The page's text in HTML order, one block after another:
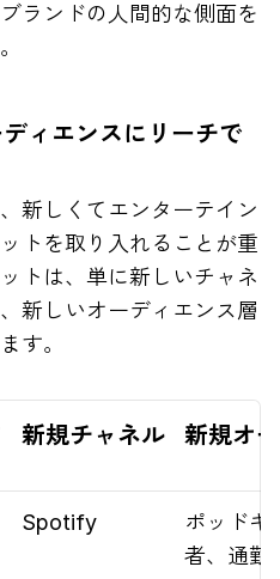
ランドの人間的な側面を
ィエンスにリーチで
新しくてエンターテイン
トを取り入れることが重
トは、単に新しいチャネ
新しいオーディエンス層
す。
新規チャネル 新規オ
Spotify
ポッドキ
者、通勤